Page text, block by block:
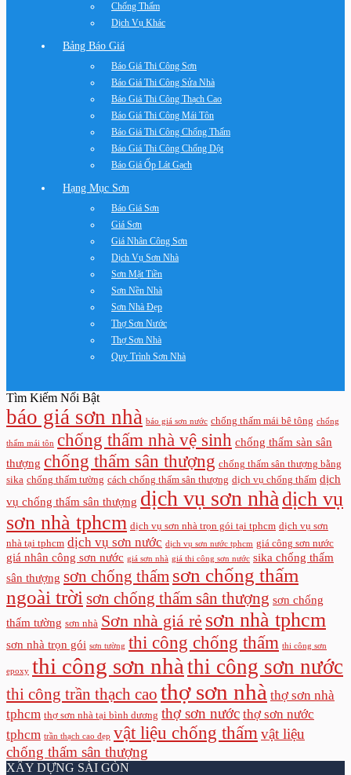
Chống Thấm
Dịch Vụ Khác
Bảng Báo Giá
Báo Giá Thi Công Sơn
Báo Giá Thi Công Sửa Nhà
Báo Giá Thi Công Thạch Cao
Báo Giá Thi Công Mái Tôn
Báo Giá Thi Công Chống Thấm
Báo Giá Thi Công Chống Dột
Báo Giá Ốp Lát Gạch
Hạng Mục Sơn
Báo Giá Sơn
Giá Sơn
Giá Nhân Công Sơn
Dịch Vụ Sơn Nhà
Sơn Mặt Tiền
Sơn Nền Nhà
Sơn Nhà Đẹp
Thợ Sơn Nước
Thợ Sơn Nhà
Quy Trình Sơn Nhà
Tìm Kiếm Nổi Bật
báo giá sơn nhà báo giá sơn nước chống thấm mái bê tông chống
thấm mái tôn chống thấm nhà vệ sinh chống thấm sàn sân
thượng chống thấm sân thượng chống thấm sân thượng bằng
sika chống thấm tường cách chống thấm sân thượng dịch vụ chống thấm dịch
vụ chống thấm sân thượng dịch vụ sơn nhà dịch vụ
sơn nhà tphcm dịch vụ sơn nhà trọn gói tại tphcm dịch vụ sơn
nhà tại tphcm dịch vụ sơn nước dịch vụ sơn nước tphcm giá công sơn nước
giá nhân công sơn nước giá sơn nhà giá thi công sơn nước sika chống thấm
sân thượng sơn chống thấm sơn chống thấm
ngoài trời sơn chống thấm sân thượng sơn chống
thấm tường sơn nhà Sơn nhà giá rẻ sơn nhà tphcm
sơn nhà trọn gói sơn tường thi công chống thấm thi công sơn
epoxy thi công sơn nhà thi công sơn nước
thi công trần thạch cao thợ sơn nhà thợ sơn nhà
tphcm thợ sơn nhà tại bình dương thợ sơn nước thợ sơn nước
tphcm trần thạch cao đẹp vật liệu chống thấm vật liệu
chống thấm sân thượng
XÂY DỰNG SÀI GÒN